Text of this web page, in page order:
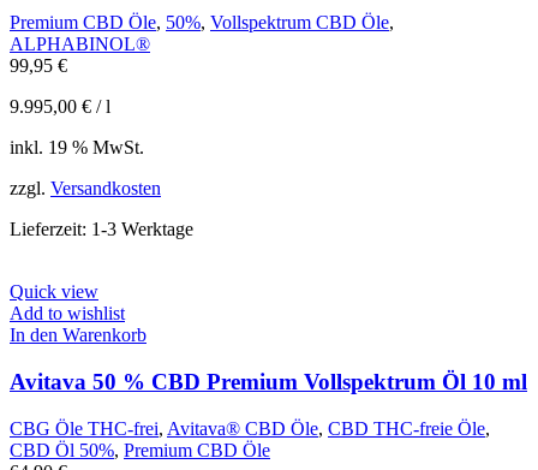
Premium CBD Öle, 50%, Vollspektrum CBD Öle,
ALPHABINOL®
99,95 €
9.995,00 € /l
inkl. 19 % MwSt.
zzgl. Versandkosten
Lieferzeit: 1-3 Werktage
Quick view
Add to wishlist
In den Warenkorb
Avitava 50 % CBD Premium Vollspektrum Öl 10 ml
CBG Öle THC-frei, Avitava® CBD Öle, CBD THC-freie Öle,
CBD Öl 50%, Premium CBD Öle